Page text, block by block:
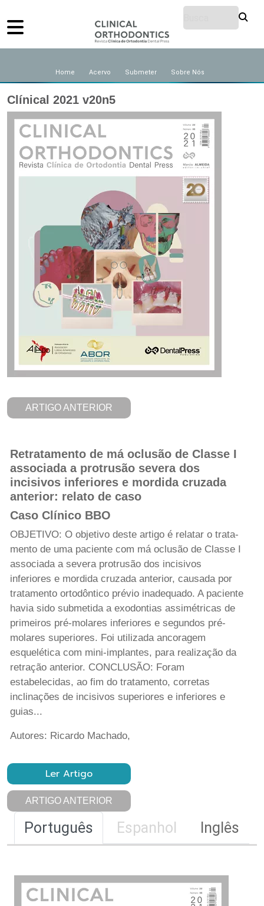
Home Acervo Submeter Sobre Nós
Clínical 2021 v20n5
ARTIGO ANTERIOR
Retratamento de má oclusão de Classe I
associada a protrusão severa dos
incisivos inferiores e mordida cruzada
anterior: relato de caso
Caso Clínico BBO
OBJETIVO: O objetivo deste artigo é relatar o trata-
mento de uma paciente com má oclusão de Classe I
associada a severa protrusão dos incisivos
inferiores e mordida cruzada anterior, causada por
tratamento ortodôntico prévio inadequado. A paciente
havia sido submetida a exodontias assimétricas de
primeiros pré-molares inferiores e segundos pré-
molares superiores. Foi utilizada ancoragem
esquelética com mini-implantes, para realização da
retração anterior. CONCLUSÃO: Foram
estabelecidas, ao fim do tratamento, corretas
inclinações de incisivos superiores e inferiores e
guias...
Autores: Ricardo Machado,
Ler Artigo
ARTIGO ANTERIOR
Português Espanhol Inglês